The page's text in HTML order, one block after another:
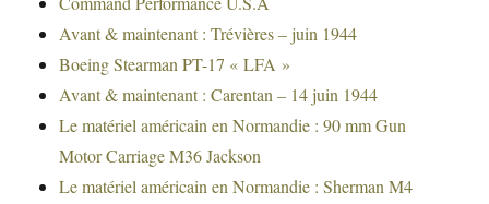
Avant & maintenant : Trévières – juin 1944
Boeing Stearman PT-17 « LFA »
Avant & maintenant : Carentan – 14 juin 1944
Le matériel américain en Normandie : 90 mm Gun
Motor Carriage M36 Jackson
Le matériel américain en Normandie : Sherman M4